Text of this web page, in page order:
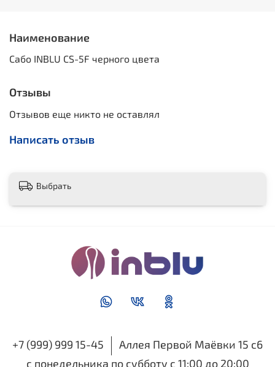
Наименование
Сабо INBLU CS-5F черного цвета
Отзывы
Отзывов еще никто не оставлял
Написать отзыв
Выбрать
+7 (999) 999 15-45
Аллея Первой Маёвки 15 с6
с понедельника по субботу с 11:00 до 20:00